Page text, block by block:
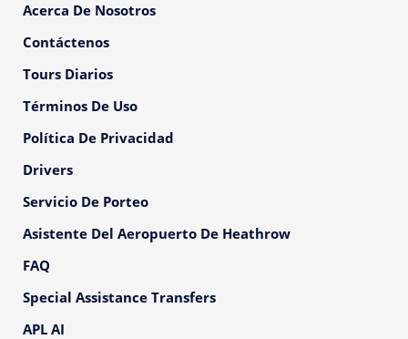
Acerca De Nosotros
Contáctenos
Tours Diarios
Términos De Uso
Política De Privacidad
Drivers
Servicio De Porteo
Asistente Del Aeropuerto De Heathrow
FAQ
Special Assistance Transfers
APL AI